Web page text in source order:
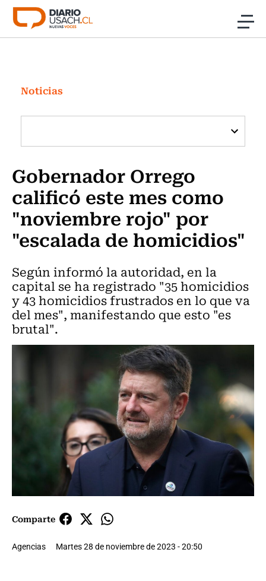
Click acá para ir directamente al contenido
Investigación
Cultura
Programas Radio y TV Usach
Noticias
Gobernador Orrego
calificó este mes como
"noviembre rojo" por
"escalada de homicidios"
Según informó la autoridad, en la
capital se ha registrado "35 homicidios
y 43 homicidios frustrados en lo que va
del mes", manifestando que esto "es
brutal".
Comparte
Agencias Martes 28 de noviembre de 2023 - 20:50